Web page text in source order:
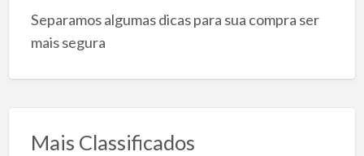
Separamos algumas dicas para sua compra ser
mais segura
Mais Classificados